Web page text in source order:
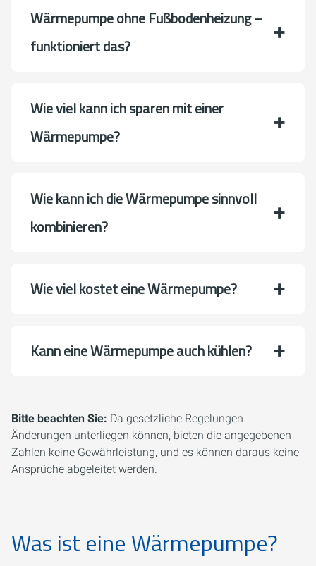
Wärmepumpe ohne Fußbodenheizung –
funktioniert das?
Wie viel kann ich sparen mit einer
Wärmepumpe?
Wie kann ich die Wärmepumpe sinnvoll
kombinieren?
Wie viel kostet eine Wärmepumpe?
Kann eine Wärmepumpe auch kühlen?
Bitte beachten Sie: Da gesetzliche Regelungen
Änderungen unterliegen können, bieten die angegebenen
Zahlen keine Gewährleistung, und es können daraus keine
Ansprüche abgeleitet werden.
Was ist eine Wärmepumpe?